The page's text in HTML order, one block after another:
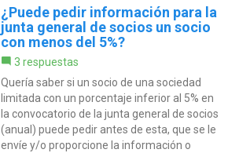
¿Puede pedir información para la
junta general de socios un socio
con menos del 5%?
3 respuestas
Quería saber si un socio de una sociedad
limitada con un porcentaje inferior al 5% en
la convocatorio de la junta general de socios
(anual) puede pedir antes de esta, que se le
envíe y/o proporcione la información o